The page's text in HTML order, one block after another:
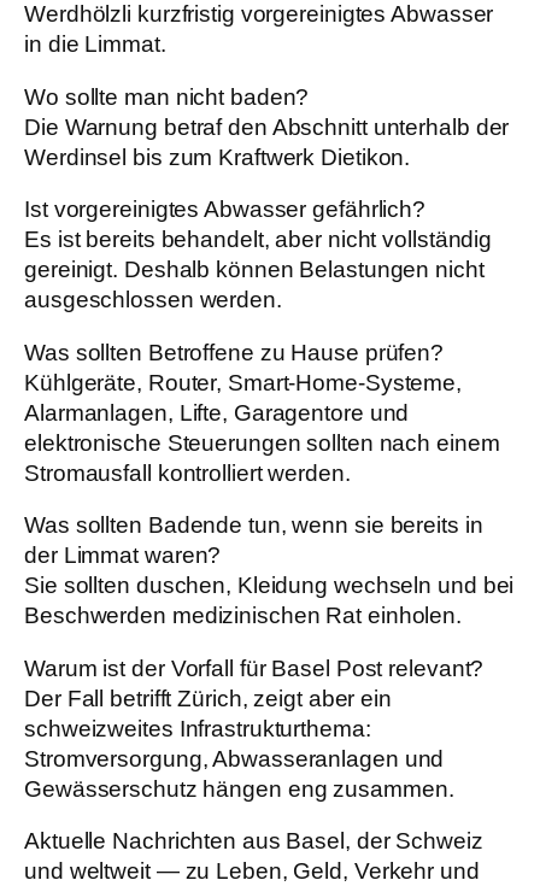
Werdhölzli kurzfristig vorgereinigtes Abwasser
in die Limmat.
Wo sollte man nicht baden?
Die Warnung betraf den Abschnitt unterhalb der
Werdinsel bis zum Kraftwerk Dietikon.
Ist vorgereinigtes Abwasser gefährlich?
Es ist bereits behandelt, aber nicht vollständig
gereinigt. Deshalb können Belastungen nicht
ausgeschlossen werden.
Was sollten Betroffene zu Hause prüfen?
Kühlgeräte, Router, Smart-Home-Systeme,
Alarmanlagen, Lifte, Garagentore und
elektronische Steuerungen sollten nach einem
Stromausfall kontrolliert werden.
Was sollten Badende tun, wenn sie bereits in
der Limmat waren?
Sie sollten duschen, Kleidung wechseln und bei
Beschwerden medizinischen Rat einholen.
Warum ist der Vorfall für Basel Post relevant?
Der Fall betrifft Zürich, zeigt aber ein
schweizweites Infrastrukturthema:
Stromversorgung, Abwasseranlagen und
Gewässerschutz hängen eng zusammen.
Aktuelle Nachrichten aus Basel, der Schweiz
und weltweit — zu Leben, Geld, Verkehr und